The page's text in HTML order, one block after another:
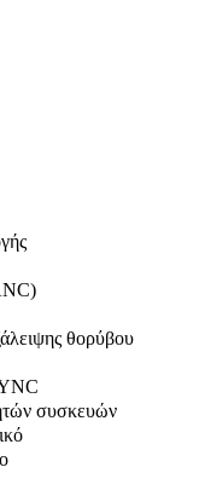
θορύβου
συσκευών